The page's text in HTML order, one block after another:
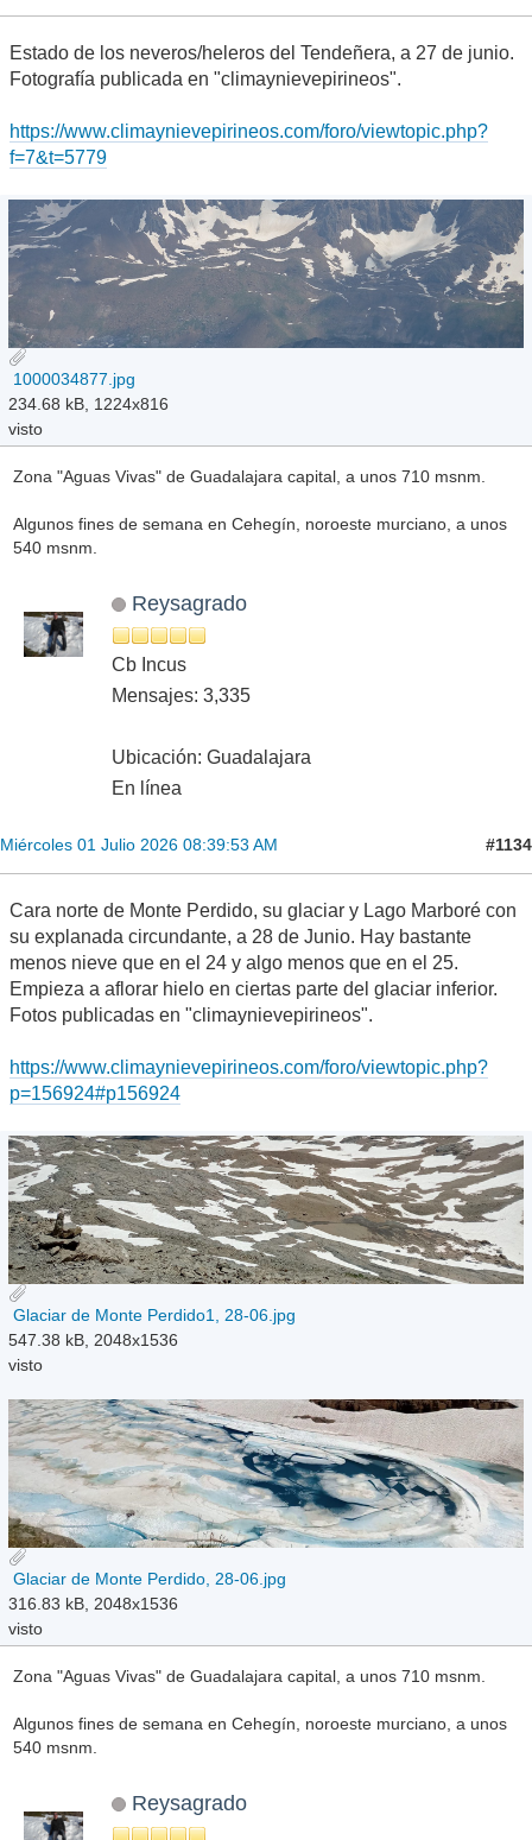
Estado de los neveros/heleros del Tendeñera, a 27 de junio.
Fotografía publicada en "climaynievepirineos".
https://www.climaynievepirineos.com/foro/viewtopic.php?
f=7&t=5779
1000034877.jpg
234.68 kB, 1224x816
visto
Zona "Aguas Vivas" de Guadalajara capital, a unos 710 msnm.
Algunos fines de semana en Cehegín, noroeste murciano, a unos
540 msnm.
Reysagrado
Cb Incus
Mensajes: 3,335
Ubicación: Guadalajara
En línea
Miércoles 01 Julio 2026 08:39:53 AM #1134
Cara norte de Monte Perdido, su glaciar y Lago Marboré con
su explanada circundante, a 28 de Junio. Hay bastante
menos nieve que en el 24 y algo menos que en el 25.
Empieza a aflorar hielo en ciertas parte del glaciar inferior.
Fotos publicadas en "climaynievepirineos".
https://www.climaynievepirineos.com/foro/viewtopic.php?
p=156924#p156924
Glaciar de Monte Perdido1, 28-06.jpg
547.38 kB, 2048x1536
visto
Glaciar de Monte Perdido, 28-06.jpg
316.83 kB, 2048x1536
visto
Zona "Aguas Vivas" de Guadalajara capital, a unos 710 msnm.
Algunos fines de semana en Cehegín, noroeste murciano, a unos
540 msnm.
Reysagrado